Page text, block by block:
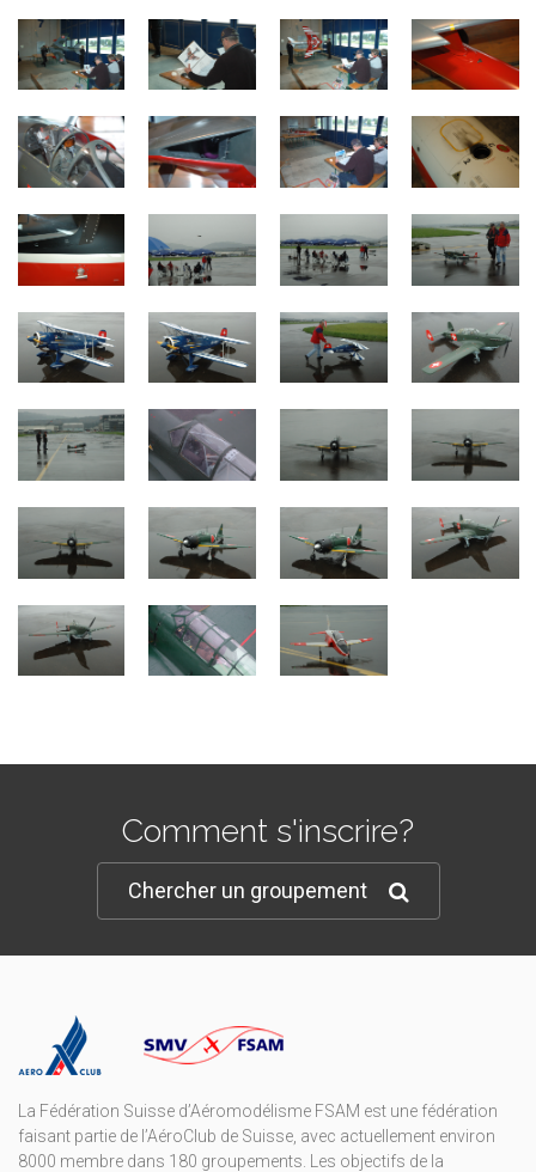
Comment s'inscrire?
Chercher un groupement
La Fédération Suisse d’Aéromodélisme FSAM est une fédération
faisant partie de l’AéroClub de Suisse, avec actuellement environ
8000 membre dans 180 groupements. Les objectifs de la